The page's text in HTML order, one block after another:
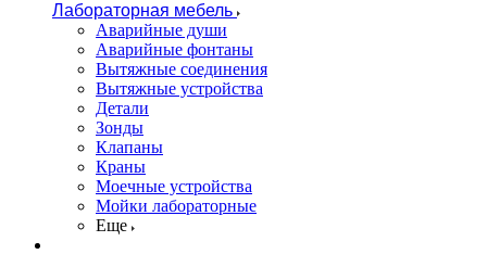
Лабораторная мебель
Аварийные души
Аварийные фонтаны
Вытяжные соединения
Вытяжные устройства
Детали
Зонды
Клапаны
Краны
Моечные устройства
Мойки лабораторные
Еще